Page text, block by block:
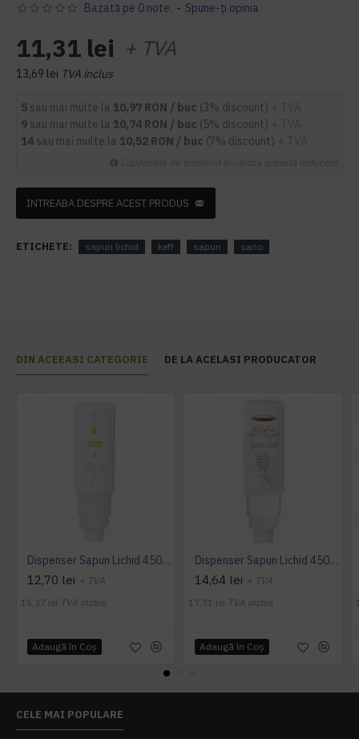
Bazată pe 0 note. - Spune-ţi opinia
11,31 lei + TVA
13,69 lei TVA inclus
5 sau mai multe la 10,97 RON / buc (3% discount)
9 sau mai multe la 10,74 RON / buc (5% discount)
14 sau mai multe la 10,52 RON / buc (7% discount)
INTREABA DESPRE ACEST PRODUS
ETICHETE: sapun lichid keff sapun sano
DIN ACEEASI CATEGORIE DE LA ACELASI PRODUCATOR
Dispenser Sapun Lichid 450 Ml - Sense
12,70 lei + TVA
15,37 lei TVA inclus
Adaugă în Coş
Dispenser Sapun Lichid 450 Ml - Botanika
14,64 lei + TVA
17,71 lei TVA inclus
Adaugă în Coş
CELE MAI POPULARE